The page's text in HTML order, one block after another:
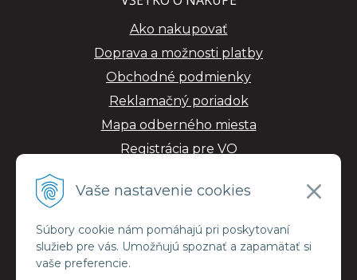
Vaše nastavenie cookies
Súbory cookie nám pomáhajú pri poskytovaní
služieb pre vás. Umožňujú spoznať a zapamätať si
vaše preferencie.
Ako nakupovať
Doprava a možnosti platby
Obchodné podmienky
Reklamačný poriadok
Mapa odberného miesta
Registrácia pre VO